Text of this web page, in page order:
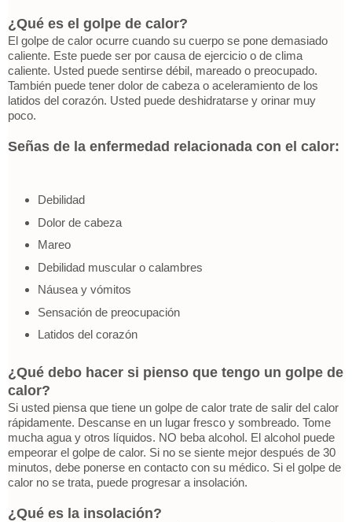
¿Qué es el golpe de calor?
El golpe de calor ocurre cuando su cuerpo se pone demasiado
caliente. Este puede ser por causa de ejercicio o de clima
caliente. Usted puede sentirse débil, mareado o preocupado.
También puede tener dolor de cabeza o aceleramiento de los
latidos del corazón. Usted puede deshidratarse y orinar muy
poco.
Señas de la enfermedad relacionada con el calor:
Debilidad
Dolor de cabeza
Mareo
Debilidad muscular o calambres
Náusea y vómitos
Sensación de preocupación
Latidos del corazón
¿Qué debo hacer si pienso que tengo un golpe de
calor?
Si usted piensa que tiene un golpe de calor trate de salir del calor
rápidamente. Descanse en un lugar fresco y sombreado. Tome
mucha agua y otros líquidos. NO beba alcohol. El alcohol puede
empeorar el golpe de calor. Si no se siente mejor después de 30
minutos, debe ponerse en contacto con su médico. Si el golpe de
calor no se trata, puede progresar a insolación.
¿Qué es la insolación?